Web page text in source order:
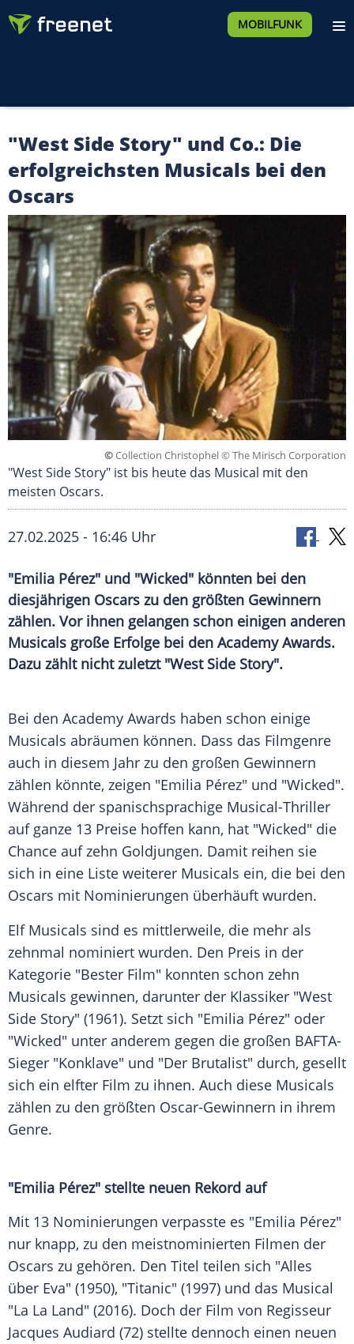
MOBILFUNK
"West Side Story" und Co.: Die
erfolgreichsten Musicals bei den
Oscars
©Collection Christophel © The Mirisch Corporation
"West Side Story" ist bis heute das Musical mit den
meisten Oscars.
27.02.2025 - 16:46 Uhr
"Emilia Pérez" und "Wicked" könnten bei den
diesjährigen Oscars zu den größten Gewinnern
zählen. Vor ihnen gelangen schon einigen anderen
Musicals große Erfolge bei den Academy Awards.
Dazu zählt nicht zuletzt "West Side Story".
Bei den Academy Awards haben schon einige
Musicals abräumen können. Dass das Filmgenre
auch in diesem Jahr zu den großen Gewinnern
zählen könnte, zeigen "Emilia Pérez" und "Wicked".
Während der spanischsprachige Musical-Thriller
auf ganze 13 Preise hoffen kann, hat "Wicked" die
Chance auf zehn Goldjungen. Damit reihen sie
sich in eine Liste weiterer Musicals ein, die bei den
Oscars mit Nominierungen überhäuft wurden.
Elf Musicals sind es mittlerweile, die mehr als
zehnmal nominiert wurden. Den Preis in der
Kategorie "Bester Film" konnten schon zehn
Musicals gewinnen, darunter der Klassiker "West
Side Story" (1961). Setzt sich "Emilia Pérez" oder
"Wicked" unter anderem gegen die großen BAFTA-
Sieger "Konklave" und "Der Brutalist" durch, gesellt
sich ein elfter Film zu ihnen. Auch diese Musicals
zählen zu den größten Oscar-Gewinnern in ihrem
Genre.
"Emilia Pérez" stellte neuen Rekord auf
Mit 13 Nominierungen verpasste es "Emilia Pérez"
nur knapp, zu den meistnominierten Filmen der
Oscars zu gehören. Den Titel teilen sich "Alles
über Eva" (1950), "Titanic" (1997) und das Musical
"La La Land" (2016). Doch der Film von Regisseur
Jacques Audiard (72) stellte dennoch einen neuen